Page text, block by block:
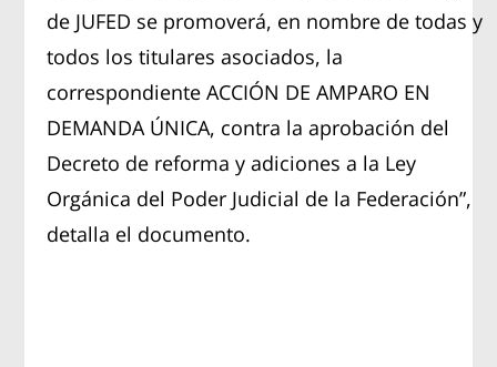
de JUFED se promoverá, en nombre de todas y
todos los titulares asociados, la
correspondiente ACCIÓN DE AMPARO EN
DEMANDA ÚNICA, contra la aprobación del
Decreto de reforma y adiciones a la Ley
Orgánica del Poder Judicial de la Federación”,
detalla el documento.